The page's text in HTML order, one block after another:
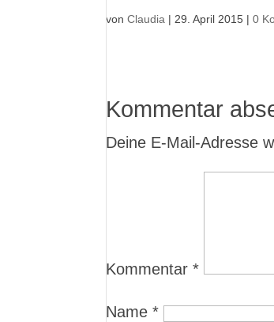
vonClaudia | 29. April 2015 |0
Kommentar
Deine E-Mail-Adresse
Kommentar*
Name*